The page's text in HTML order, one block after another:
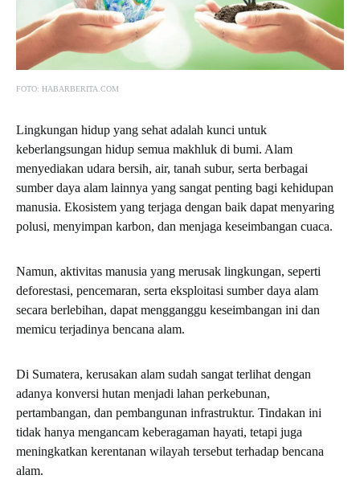
FOTO: HABARBERITA.COM
Lingkungan hidup yang sehat adalah kunci untuk
keberlangsungan hidup semua makhluk di bumi. Alam
menyediakan udara bersih, air, tanah subur, serta berbagai
sumber daya alam lainnya yang sangat penting bagi kehidupan
manusia. Ekosistem yang terjaga dengan baik dapat menyaring
polusi, menyimpan karbon, dan menjaga keseimbangan cuaca.
Namun, aktivitas manusia yang merusak lingkungan, seperti
deforestasi, pencemaran, serta eksploitasi sumber daya alam
secara berlebihan, dapat mengganggu keseimbangan ini dan
memicu terjadinya bencana alam.
Di Sumatera, kerusakan alam sudah sangat terlihat dengan
adanya konversi hutan menjadi lahan perkebunan,
pertambangan, dan pembangunan infrastruktur. Tindakan ini
tidak hanya mengancam keberagaman hayati, tetapi juga
meningkatkan kerentanan wilayah tersebut terhadap bencana
alam.